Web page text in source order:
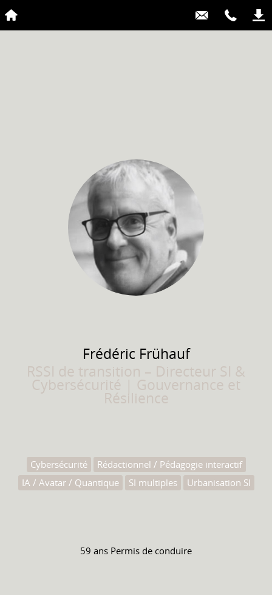
Frédéric Frühauf
RSSI de transition – Directeur SI &
Cybersécurité | Gouvernance et
Résilience
Cybersécurité
Rédactionnel / Pédagogie interactif
IA / Avatar / Quantique
SI multiples Urbanisation SI
59 ans Permis de conduire